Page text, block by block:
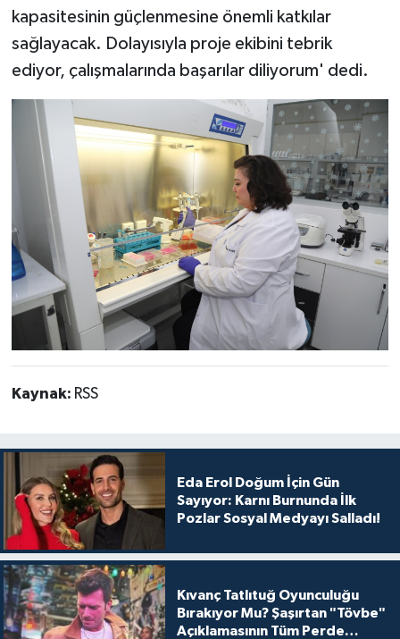
kapasitesinin güçlenmesine önemli katkılar
sağlayacak. Dolayısıyla proje ekibini tebrik
ediyor, çalışmalarında başarılar diliyorum' dedi.
Kaynak: RSS
Eda Erol Doğum İçin Gün
Sayıyor: Karnı Burnunda İlk
Pozlar Sosyal Medyayı Salladı!
Kıvanç Tatlıtuğ Oyunculuğu
Bırakıyor Mu? Şaşırtan "Tövbe"
Açıklamasının Tüm Perde